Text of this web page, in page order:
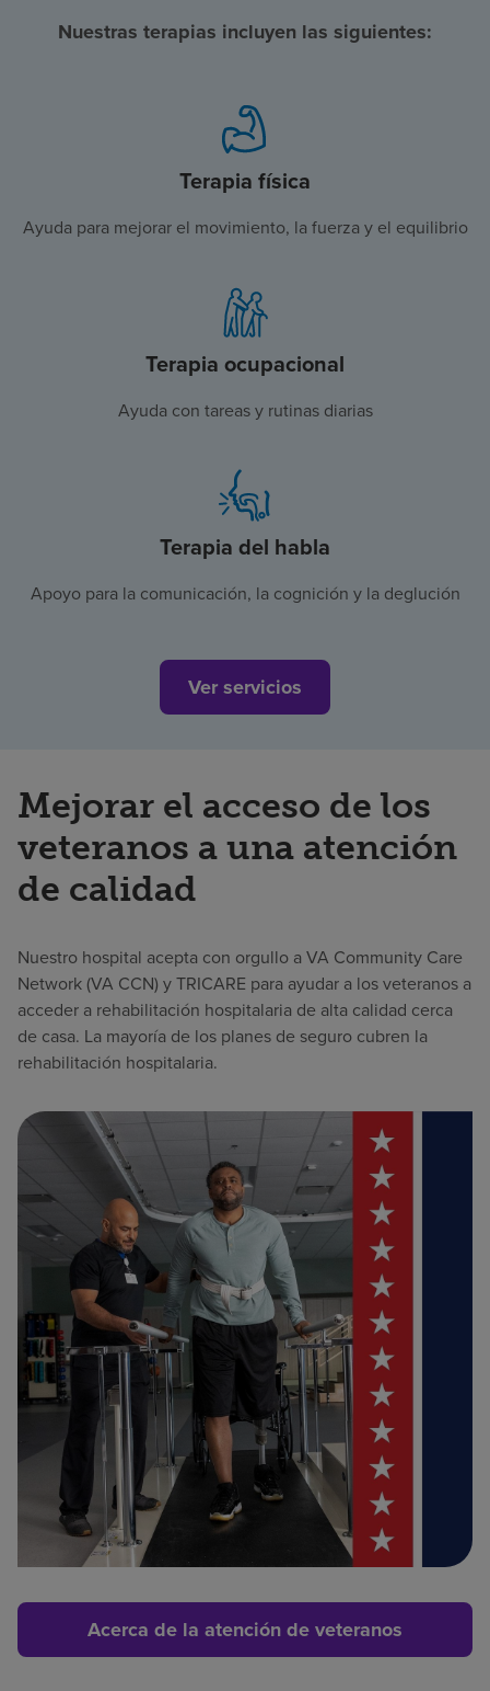
Nuestras terapias incluyen las siguientes:
Terapia física
Ayuda para mejorar el movimiento, la fuerza y el equilibrio
Terapia ocupacional
Ayuda con tareas y rutinas diarias
Terapia del habla
Apoyo para la comunicación, la cognición y la deglución
Ver servicios
Mejorar el acceso de los
veteranos a una atención
de calidad
Nuestro hospital acepta con orgullo a VA Community Care
Network (VA CCN) y TRICARE para ayudar a los veteranos a
acceder a rehabilitación hospitalaria de alta calidad cerca
de casa. La mayoría de los planes de seguro cubren la
rehabilitación hospitalaria.
Acerca de la atención de veteranos